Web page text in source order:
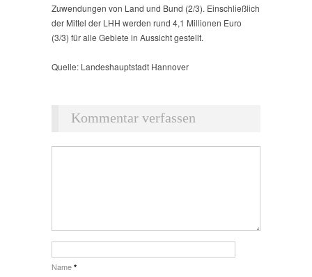
Zuwendungen von Land und Bund (2/3). Einschließlich
der Mittel der LHH werden rund 4,1 Millionen Euro
(3/3) für alle Gebiete in Aussicht gestellt.
Quelle: Landeshauptstadt Hannover
Kommentar verfassen
Name *